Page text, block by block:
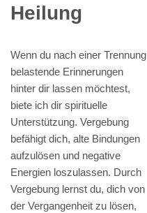
Heilung
Wenn du nach einer Trennung
belastende Erinnerungen
hinter dir lassen möchtest,
biete ich dir spirituelle
Unterstützung. Vergebung
befähigt dich, alte Bindungen
aufzulösen und negative
Energien loszulassen. Durch
Vergebung lernst du, dich von
der Vergangenheit zu lösen,